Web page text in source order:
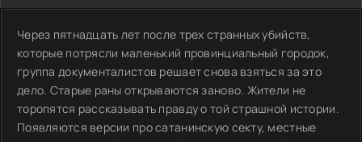
Через пятнадцать лет после трех странных убийств,
которые потрясли маленький провинциальный городок,
группа документалистов решает снова взяться за это
дело. Старые раны открываются заново. Жители не
торопятся рассказывать правду о той страшной истории.
Появляются версии про сатанинскую секту, местные